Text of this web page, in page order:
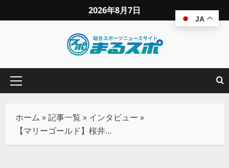
2026年8月7日
ホーム »記事一覧 » インタビュー »
【マリーゴールド】桜井、後藤から鮮やか勝利！マゼンタとのタイトル戦に向け弾み
JA